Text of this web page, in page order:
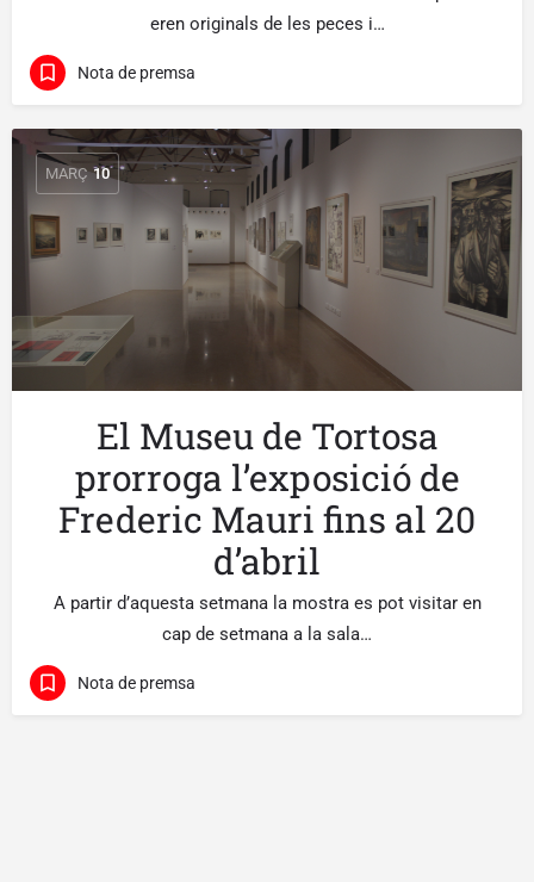
eren originals de les peces i…
Nota de premsa
MARÇ 10
El Museu de Tortosa
prorroga l’exposició de
Frederic Mauri fins al 20
d’abril
A partir d’aquesta setmana la mostra es pot visitar en
cap de setmana a la sala…
Nota de premsa